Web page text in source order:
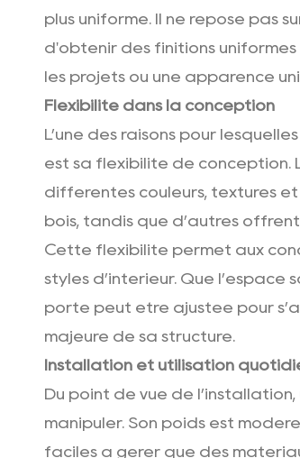
plus uniforme. Il ne repose pas
d'obtenir des finitions uniformes
les projets où une apparence
Flexibilité dans la conception
L’une des raisons pour
est sa flexibilité de
différentes couleurs, textures
bois, tandis que d’autres
Cette flexibilité permet aux
styles d’intérieur. Que
porte peut être ajustée pour
majeure de sa structure.
Installation et utilisation
Du point de vue de
manipuler. Son poids est
faciles à gérer que des